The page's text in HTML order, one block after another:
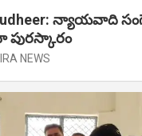
న్యాయవాది
పురస్కారం
NEWS